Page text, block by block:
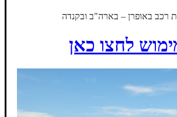
רכב באופרן – בארה"ב ובקנדה
לחצו כאן